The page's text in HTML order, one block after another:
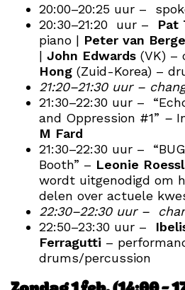
20:00–20:25 uur –
20:30–21:20 uur – Pat
piano | Peter van
| John Edwards (VK) –
Hong (Zuid-Korea) –
21:20–21:30 uur –
21:30–22:30 uur –
and Oppression #1” –
M Fard
21:30–22:30 uur –
Booth” – Leonie
wordt uitgenodigd om
delen over actuele
22:30–22:30 uur –
22:50–23:30 uur –
Ferragutti –
drums/percussion